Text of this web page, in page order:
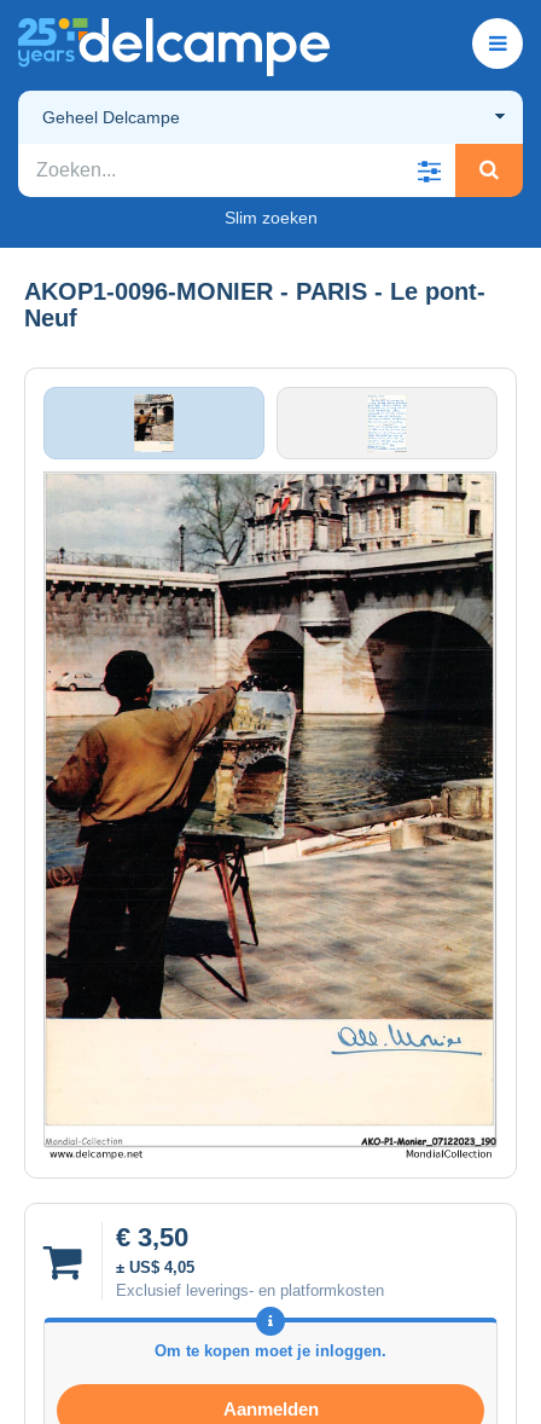
Geheel Delcampe
Slim zoeken
AKOP1-0096-MONIER - PARIS - Le pont-
Neuf
€ 3,50
± US$ 4,05
Exclusief leverings- en platformkosten
Om te kopen moet je inloggen.
Aanmelden